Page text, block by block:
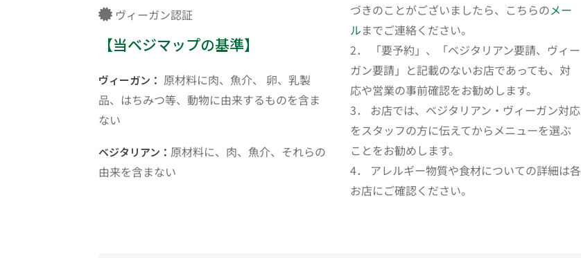
ヴィーガン認証
【当ベジマップの基準】
ヴィーガン： 原材料に肉、魚介、 卵、乳製
品、はちみつ等、動物に由来するものを含ま
ない
ベジタリアン： 原材料に、肉、魚介、それらの
由来を含まない
づきのことがございましたら、こちらのメー
ルまでご連絡ください。
2． 「要予約」、「ベジタリアン要請、ヴィー
ガン要請」と記載のないお店であっても、対
応や営業の事前確認をお勧めします。
3． お店では、ベジタリアン・ヴィーガン対応
をスタッフの方に伝えてからメニューを選ぶ
ことをお勧めします。
4． アレルギー物質や食材についての詳細は各
お店にご確認ください。